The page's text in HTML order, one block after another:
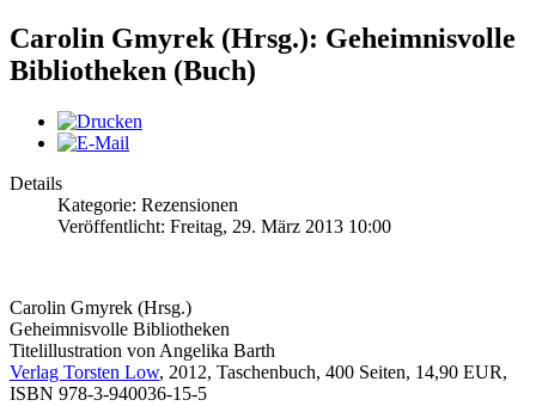
Carolin Gmyrek (Hrsg.): Geheimnisvolle
Bibliotheken (Buch)
Details
Kategorie: Rezensionen
Veröffentlicht: Freitag, 29. März 2013 10:00
Carolin Gmyrek (Hrsg.)
Geheimnisvolle Bibliotheken
Titelillustration von Angelika Barth
Verlag Torsten Low, 2012, Taschenbuch, 400 Seiten, 14,90 EUR,
ISBN 978-3-940036-15-5